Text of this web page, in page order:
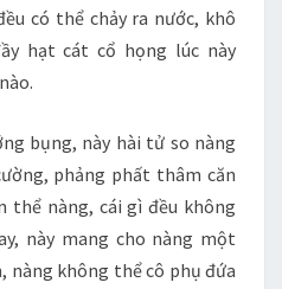
có thể chảy ra nước, khô
hạt cát cổ họng lúc này
bụng, này hài tử so nàng
phảng phất thâm căn
nàng, cái gì đều không
này mang cho nàng một
không thể cô phụ đứa